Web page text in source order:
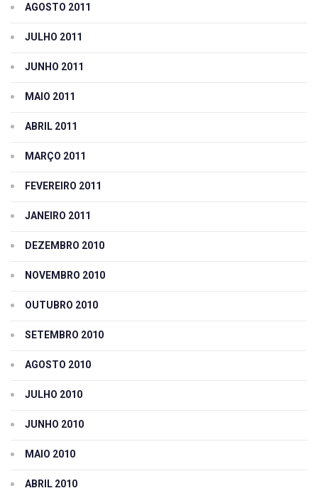
AGOSTO 2011
JULHO 2011
JUNHO 2011
MAIO 2011
ABRIL 2011
MARÇO 2011
FEVEREIRO 2011
JANEIRO 2011
DEZEMBRO 2010
NOVEMBRO 2010
OUTUBRO 2010
SETEMBRO 2010
AGOSTO 2010
JULHO 2010
JUNHO 2010
MAIO 2010
ABRIL 2010